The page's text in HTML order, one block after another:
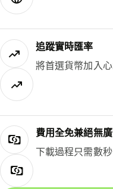
追蹤實時匯率
將首選貨幣加入
費用全免兼絕無
下載過程只需數